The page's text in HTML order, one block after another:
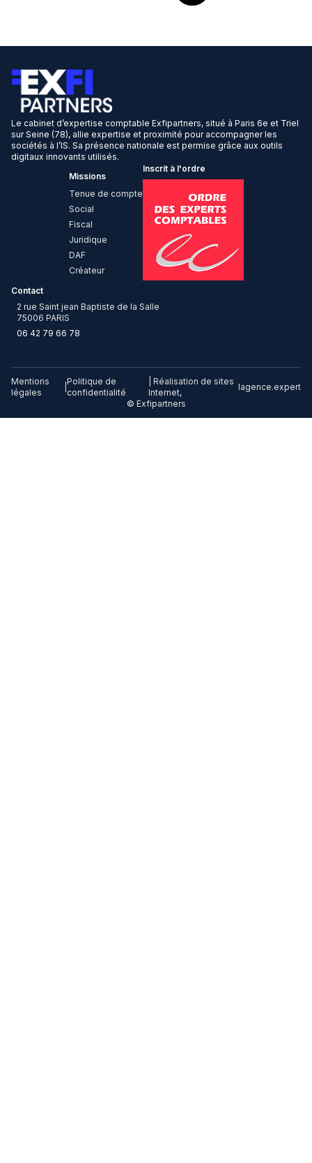
Le cabinet d’expertise comptable Exfipartners, situé à Paris 6e et Triel
sur Seine (78), allie expertise et proximité pour accompagner les
sociétés à l’IS. Sa présence nationale est permise grâce aux outils
digitaux innovants utilisés.
Missions
Tenue de compte
Social
Fiscal
Juridique
DAF
Créateur
Inscrit à l'ordre
Contact
2 rue Saint jean Baptiste de la Salle
75006 PARIS
06 42 79 66 78
© Exfipartners
Mentions
légales
Politique de
confidentialité
| Réalisation de sites
Internet,
lagence.expert